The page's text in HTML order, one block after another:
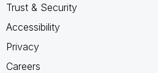
Trust & Security
Accessibility
Privacy
Careers